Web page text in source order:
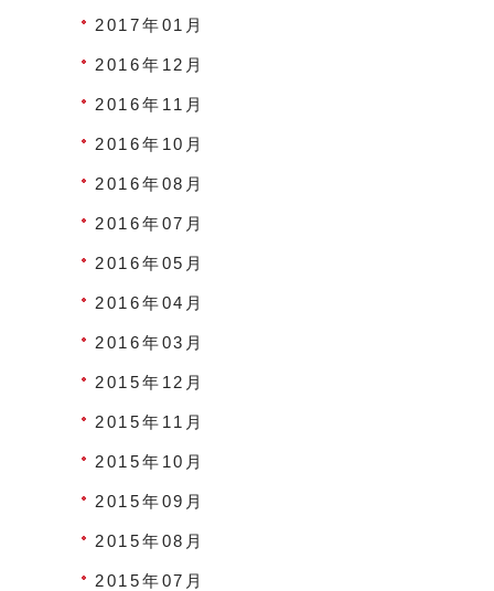
2017年01月
2016年12月
2016年11月
2016年10月
2016年08月
2016年07月
2016年05月
2016年04月
2016年03月
2015年12月
2015年11月
2015年10月
2015年09月
2015年08月
2015年07月